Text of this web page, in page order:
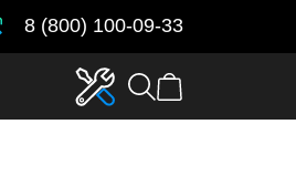
8 (800) 100-09-33